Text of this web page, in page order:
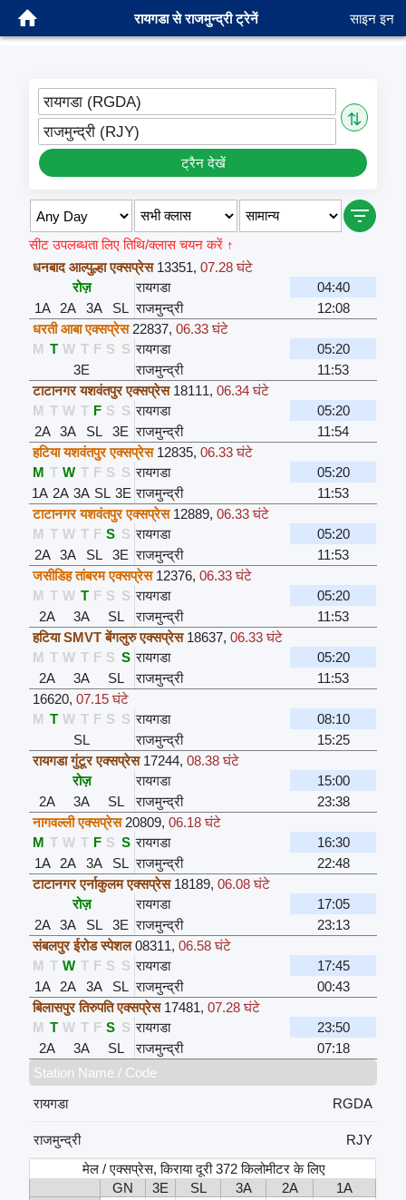
रायगडा से राजमुन्द्री ट्रेनें साइन इन
रायगडा (RGDA)
⇅
राजमुन्द्री (RJY)
ट्रैन देखें
सीट उपलब्धता लिए तिथि/क्लास चयन करें ↑
धनबाद आल्पुल्हा एक्सप्रेस 13351,07.28 घंटे
रोज़
रायगडा
04:40
1A
2A 3A SL राजमुन्द्री
12:08
धरती आबा एक्सप्रेस 22837,06.33 घंटे
M T W T F S S रायगडा
05:20
3E
राजमुन्द्री
11:53
टाटानगर यशवंतपुर एक्सप्रेस 18111,06.34 घंटे
M T W T F S S रायगडा
05:20
2A
3A SL 3E राजमुन्द्री
11:54
हटिया यशवंतपुर एक्सप्रेस 12835,06.33 घंटे
M T W T F S S रायगडा
05:20
1A 2A 3A SL 3E राजमुन्द्री
11:53
टाटानगर यशवंतपुर एक्सप्रेस 12889,06.33 घंटे
M T W T F S S रायगडा
05:20
2A
3A SL 3E राजमुन्द्री
11:53
जसीडिह तांबरम एक्सप्रेस 12376,06.33 घंटे
M T W T F S S रायगडा
05:20
2A
3A SL राजमुन्द्री
11:53
हटिया SMVT बेंगलुरु एक्सप्रेस 18637,06.33 घंटे
M T W T F S S रायगडा
05:20
2A
3A SL राजमुन्द्री
11:53
16620,07.15 घंटे
M T W T F S S रायगडा
08:10
SL
राजमुन्द्री
15:25
रायगडा गुंटूर एक्सप्रेस 17244,08.38 घंटे
रोज़
रायगडा
15:00
2A
3A SL राजमुन्द्री
23:38
नागवल्ली एक्सप्रेस 20809,06.18 घंटे
M T W T F S S रायगडा
16:30
1A
2A 3A SL राजमुन्द्री
22:48
टाटानगर एर्नाकुलम एक्सप्रेस 18189,06.08 घंटे
रोज़
रायगडा
17:05
2A
3A SL 3E राजमुन्द्री
23:13
संबलपुर ईरोड स्पेशल 08311,06.58 घंटे
M T W T F S S रायगडा
17:45
1A
2A 3A SL राजमुन्द्री
00:43
बिलासपुर तिरुपति एक्सप्रेस 17481,07.28 घंटे
M T W T F S S रायगडा
23:50
2A
3A SL राजमुन्द्री
07:18
Station Name / Code
रायगडा
RGDA
राजमुन्द्री
RJY
मेल / एक्सप्रेस, किराया दूरी 372 किलोमीटर के लिए
GN
3E SL 3A 2A
1A